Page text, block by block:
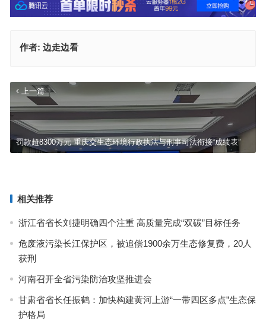
作者: 边走边看
上一篇
罚款超8300万元 重庆交生态环境行政执法与刑事司法衔接“成绩表”
安徽召开全省生态环境保护工作会议 不断探索生态强省美丽安徽建设
新实践
相关推荐
浙江省省长刘捷明确四个注重 高质量完成“双碳”目标任务
危废液污染长江保护区，被追偿1900余万生态修复费，20人
获刑
河南召开全省污染防治攻坚推进会
甘肃省省长任振鹤：加快构建黄河上游“一带四区多点”生态保
护格局